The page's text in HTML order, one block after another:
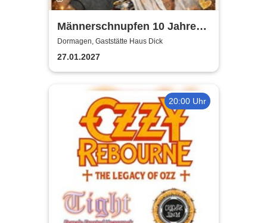
Männerschnupfen 10 Jahre
Jubiläumsshow
Dormagen, Gaststätte Haus Dick
27.01.2027
20:00 Uhr